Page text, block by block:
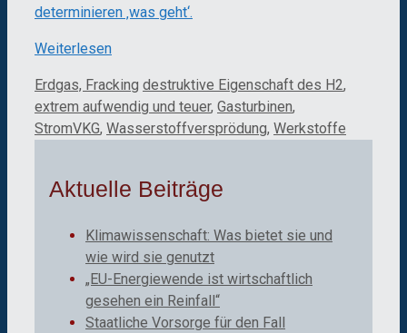
determinieren ‚was geht‘.
Weiterlesen
Kategorien
Erdgas, Fracking Schlagwörter
destruktive Eigenschaft des H2,
extrem aufwendig und teuer, Gasturbinen,
StromVKG, Wasserstoffversprödung, Werkstoffe
Aktuelle Beiträge
Klimawissenschaft: Was bietet sie und
wie wird sie genutzt
„EU-Energiewende ist wirtschaftlich
gesehen ein Reinfall“
Staatliche Vorsorge für den Fall